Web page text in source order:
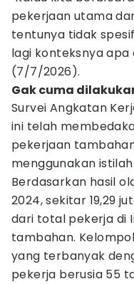
pekerjaan utama
tentunya tidak
lagi konteksnya apa
(7/7/2026).
Gak cuma
Survei Angkatan
ini telah
pekerjaan
menggunakan
Berdasarkan hasil
2024, sekitar 19,29
dari total pekerja di
tambahan.
yang terbanyak
pekerja berusia 55